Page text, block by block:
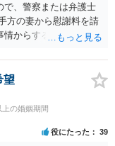
で、警察または弁護士
方の妻から慰謝料を請
情からすると減額交渉
望
上の婚姻期間
役にたった 39